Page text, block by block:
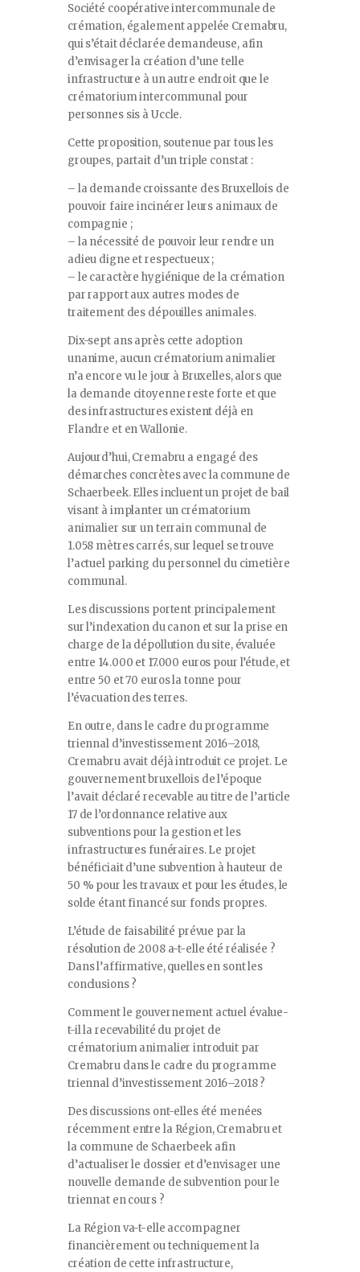
Société coopérative intercommunale de
crémation, également appelée Cremabru,
qui s’était déclarée demandeuse, afin
d’envisager la création d’une telle
infrastructure à un autre endroit que le
crématorium intercommunal pour
personnes sis à Uccle.
Cette proposition, soutenue par tous les
groupes, partait d’un triple constat :
– la demande croissante des Bruxellois de
pouvoir faire incinérer leurs animaux de
compagnie ;
– la nécessité de pouvoir leur rendre un
adieu digne et respectueux ;
– le caractère hygiénique de la crémation
par rapport aux autres modes de
traitement des dépouilles animales.
Dix-sept ans après cette adoption
unanime, aucun crématorium animalier
n’a encore vu le jour à Bruxelles, alors que
la demande citoyenne reste forte et que
des infrastructures existent déjà en
Flandre et en Wallonie.
Aujourd’hui, Cremabru a engagé des
démarches concrètes avec la commune de
Schaerbeek. Elles incluent un projet de bail
visant à implanter un crématorium
animalier sur un terrain communal de
1.058 mètres carrés, sur lequel se trouve
l’actuel parking du personnel du cimetière
communal.
Les discussions portent principalement
sur l’indexation du canon et sur la prise en
charge de la dépollution du site, évaluée
entre 14.000 et 17.000 euros pour l’étude, et
entre 50 et 70 euros la tonne pour
l’évacuation des terres.
En outre, dans le cadre du programme
triennal d’investissement 2016–2018,
Cremabru avait déjà introduit ce projet. Le
gouvernement bruxellois de l’époque
l’avait déclaré recevable au titre de l’article
17 de l’ordonnance relative aux
subventions pour la gestion et les
infrastructures funéraires. Le projet
bénéficiait d’une subvention à hauteur de
50 % pour les travaux et pour les études, le
solde étant financé sur fonds propres.
L’étude de faisabilité prévue par la
résolution de 2008 a-t-elle été réalisée ?
Dans l’affirmative, quelles en sont les
conclusions ?
Comment le gouvernement actuel évalue-
t-il la recevabilité du projet de
crématorium animalier introduit par
Cremabru dans le cadre du programme
triennal d’investissement 2016–2018 ?
Des discussions ont-elles été menées
récemment entre la Région, Cremabru et
la commune de Schaerbeek afin
d’actualiser le dossier et d’envisager une
nouvelle demande de subvention pour le
triennat en cours ?
La Région va-t-elle accompagner
financièrement ou techniquement la
création de cette infrastructure,